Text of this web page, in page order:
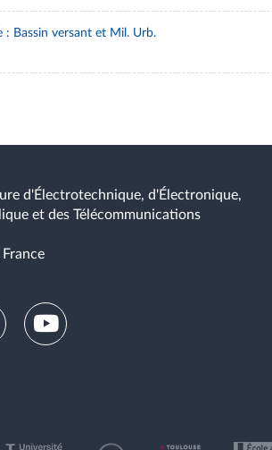
: Bassin versant et Mil. Urb.
d'Électrotechnique, d'Électronique,
et des Télécommunications